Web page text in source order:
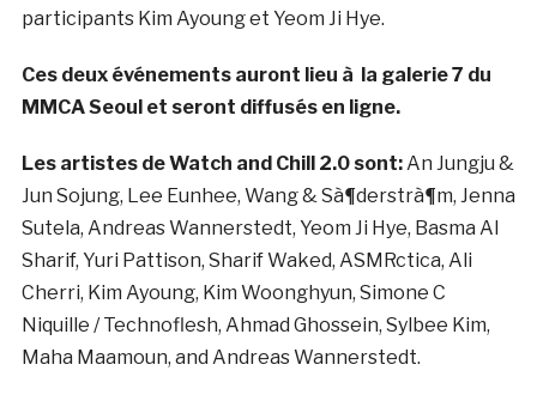
participants Kim Ayoung et Yeom Ji Hye.
Ces deux événements auront lieu à la galerie 7 du
MMCA Seoul et seront diffusés en ligne.
Les artistes de Watch and Chill 2.0 sont:An Jungju &
Jun Sojung, Lee Eunhee, Wang & Sà¶derstrà¶m, Jenna
Sutela, Andreas Wannerstedt, Yeom Ji Hye, Basma Al
Sharif, Yuri Pattison, Sharif Waked, ASMRctica, Ali
Cherri, Kim Ayoung, Kim Woonghyun, Simone C
Niquille / Technoflesh, Ahmad Ghossein, Sylbee Kim,
Maha Maamoun, and Andreas Wannerstedt.